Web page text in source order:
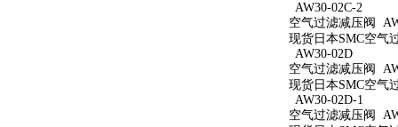
AW30-02C-2
空气过滤减压阀
现货日本SMC空气
AW30-02D
空气过滤减压阀
现货日本SMC空气
AW30-02D-1
空气过滤减压阀